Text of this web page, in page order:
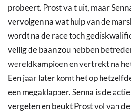
probeert. Prost valt uit, maar
vervolgen na wat hulp van de
wordt na de race toch
veilig de baan zou hebben
wereldkampioen en vertrekt na
Een jaar later komt het op
een megaklapper. Senna is de
vergeten en beukt Prost vol van